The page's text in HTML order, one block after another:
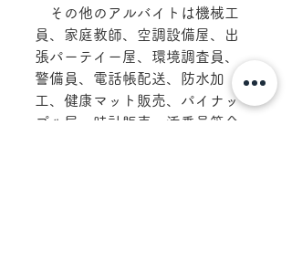
その他のアルバイトは機械工
員、家庭教師、空調設備屋、出
張パーテイー屋、環境調査員、
警備員、電話帳配送、防水加
工、健康マット販売、パイナッ
プル屋、時計販売、添乗員等全